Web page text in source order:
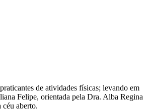
de atividades físicas; levando em
Felipe, orientada pela Dra. Alba Regina
aberto.